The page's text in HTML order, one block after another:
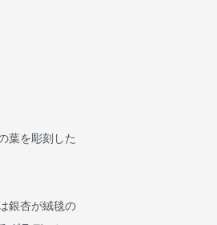
葉を彫刻した
銀杏が絨毯の